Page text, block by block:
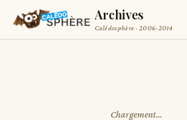
Archives
Calédosphère · 2006-2014
Chargement…